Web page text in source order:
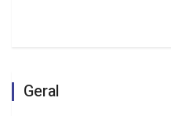
Geral